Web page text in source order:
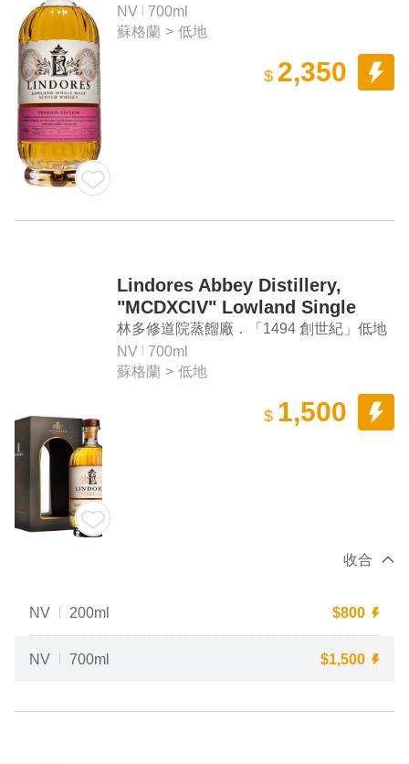
芽蘇格蘭威士忌
NV
700ml
蘇格蘭 > 低地
$ 2,350
Lindores Abbey Distillery,
"MCDXCIV" Lowland Single
Malt Scotch Whisky
林多修道院蒸餾廠．「1494 創世紀」低地
單一麥芽蘇格蘭威士忌
NV
700ml
蘇格蘭 > 低地
$ 1,500
收合
NV 200ml $800
NV 700ml $1,500